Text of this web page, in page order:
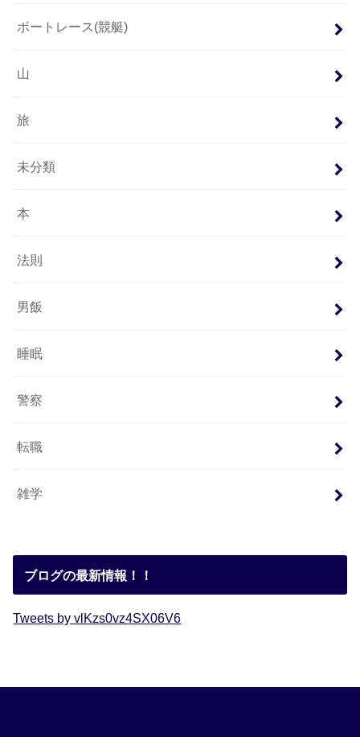
ボートレース(競艇)
山
旅
未分類
本
法則
男飯
睡眠
警察
転職
雑学
ブログの最新情報！！
Tweets by vlKzs0vz4SX06V6